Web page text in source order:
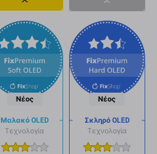
Dropdown
button
Dropdown
button
Νέος
Μαλακό OLED
Τεχνολογία
Νέος
Σκληρό OLED
Τεχνολογία